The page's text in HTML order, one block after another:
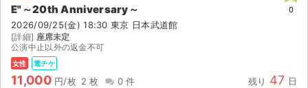
公演登録依頼
不正転売禁止法について
チケットジャムの取り組み
E"～20th Anniversary～
2026/09/25(金) 18:30 東京 日本武道館
[詳細] 座席未定
公演中止以外の返金不可
女性 電チケ
11,000 円/枚 2 枚 0 件 残り 47 日
0